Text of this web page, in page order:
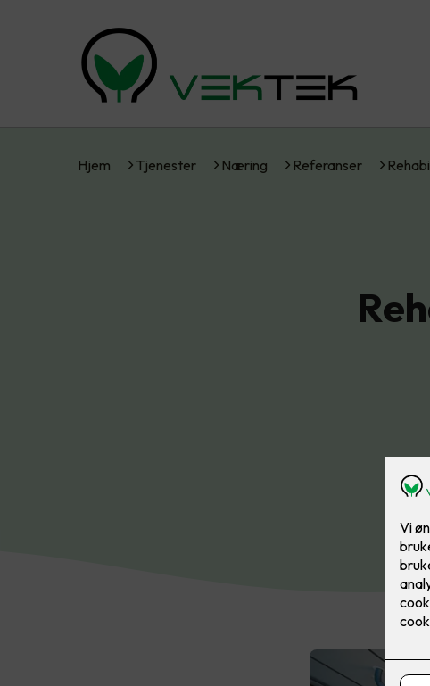
Hjem Tjenester Næring Referanser